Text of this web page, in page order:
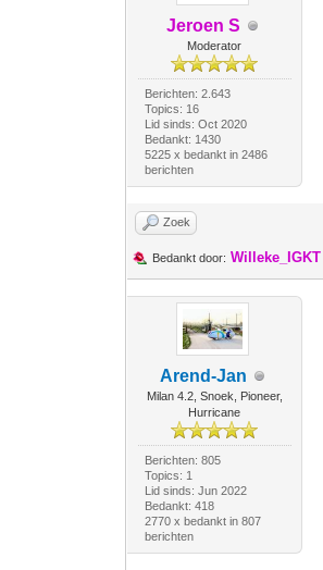
Jeroen S
Moderator
Berichten: 2.643
Topics: 16
Lid sinds: Oct 2020
Bedankt: 1430
5225 x bedankt in 2486
berichten
Zoek
Bedankt door: Willeke_IGKT
Arend-Jan
Milan 4.2, Snoek, Pioneer,
Hurricane
Berichten: 805
Topics: 1
Lid sinds: Jun 2022
Bedankt: 418
2770 x bedankt in 807
berichten